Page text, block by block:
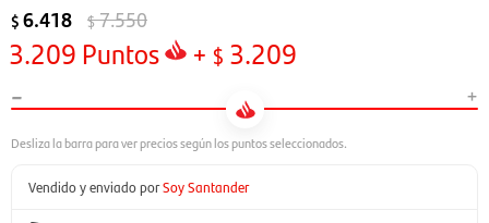
$ 6.418 $7.550
3.209 Puntos + $ 3.209
- +
Vendido y enviado porSoy Santander